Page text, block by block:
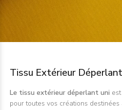
Tissu Extérieur
Le tissu extérieur déperlant uni
pour toutes vos créations